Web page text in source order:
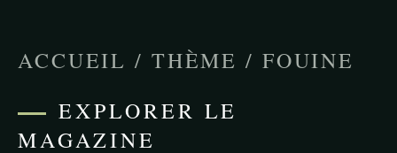
ACCUEIL / THÈME / FOUINE
EXPLORER LE
MAGAZINE